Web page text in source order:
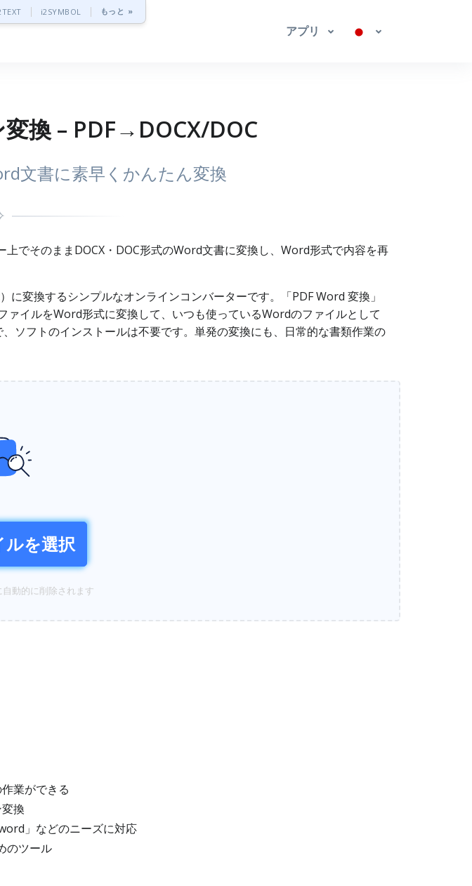
i2SYMBOL もっと »
アプリ
換 – PDF→DOCX/DOC
文書に素早くかんたん変換
でそのままDOCX・DOC形式のWord文書に変換し、Word形式で内容を再
変換するシンプルなオンラインコンバーターです。「PDF Word 変換」
ァイルをWord形式に変換して、いつも使っているWordのファイルとして
ソフトのインストールは不要です。単発の変換にも、日常的な書類作業の
ルを選択
動的に削除されます
業ができる
換
」などのニーズに対応
のツール